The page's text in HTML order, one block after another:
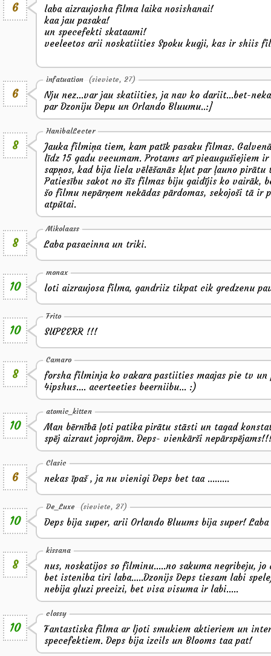
6
laba aizraujosha filma laika nosishanai!
kaa jau pasaka!
un specefekti skataami!
veeleetos arii noskatiities Spoku kugji, kas ir shiis
6
infatuation (sieviete, 27)
Nju nez...var jau skatiities, ja nav ko dariit...bet-
par Dzoniju Depu un Orlando Bluumu..:]
8
HanibalLecter
Jauka filmiņa tiem, kam patīk pasaku filmas.
līdz 15 gadu vecumam. Protams arī pieaugušiejiem
sapņos, kad bija liela vēlēšanās kļut par ļauno pirātu
Patiesību sakot no šīs filmas biju gaidījis ko vairāk,
šo filmu nepārņem nekādas pārdomas, sekojoši tā ir
atpūtai.
8
Mikolaass
Laba pasacinna un triki.
10
monax
loti aizraujosa filma, gandriiz tikpat cik gredzenu
10
Frito
SUPEERR !!!
8
Camaro
forsha filminja ko vakara pastiities maajas pie tv un
4ipshus.... acerteeties beerniibu... :)
10
atomic_kitten
Man bērnībā ļoti patika pirātu stāsti un tagad
spēj aizraut joprojām. Deps- vienkārši
6
Clasic
nekas īpaš , ja nu vienigi Deps bet taa .........
10
De_Luxe (sieviete, 27)
Deps bija super, arii Orlando Bluums bija super!
8
kissana
nus, noskatijos so filminu.....no sakuma negribeju, jo
bet isteniba tiri laba.....Dzonijs Deps tiesam labi
nebija gluzi precizi, bet visa visuma ir labi.....
10
clossy
Fantastiska filma ar ljoti smukiem aktieriem un
specefektiem. Deps bija izcils un Blooms taa pat!